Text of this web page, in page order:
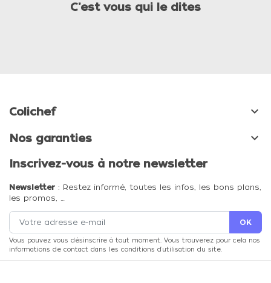
C'est vous qui le dites
Colichef 
Nos garanties 
Inscrivez-vous à notre newsletter
Newsletter : Restez informé, toutes les infos, les bons plans,
les promos, …
Vous pouvez vous désinscrire à tout moment. Vous trouverez pour cela nos
informations de contact dans les conditions d'utilisation du site.